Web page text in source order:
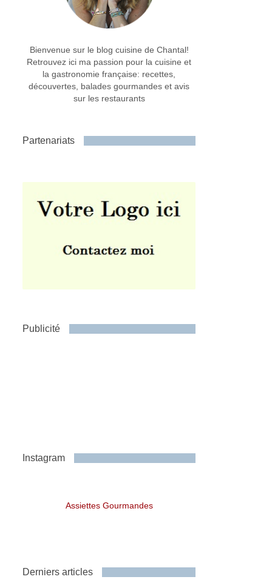
Bienvenue sur le blog cuisine de Chantal!
Retrouvez ici ma passion pour la cuisine et
la gastronomie française: recettes,
découvertes, balades gourmandes et avis
sur les restaurants
Partenariats
Publicité
Instagram
Assiettes Gourmandes
Derniers articles